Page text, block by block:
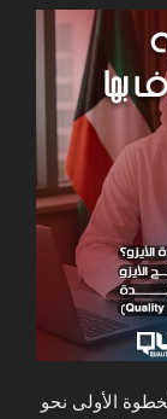
الأولى نحو